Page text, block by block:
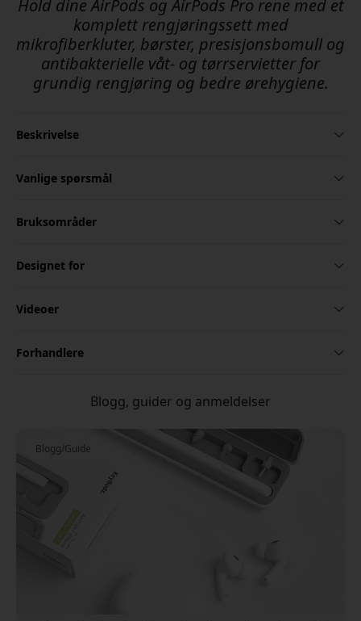
Hold dine AirPods og AirPods Pro rene med et
komplett rengjøringssett med
mikrofiberkluter, børster, presisjonsbomull og
antibakterielle våt- og tørrservietter for
grundig rengjøring og bedre ørehygiene.
Beskrivelse
Vanlige spørsmål
Bruksområder
Designet for
Videoer
Forhandlere
Blogg, guider og anmeldelser
Blogg/Guide